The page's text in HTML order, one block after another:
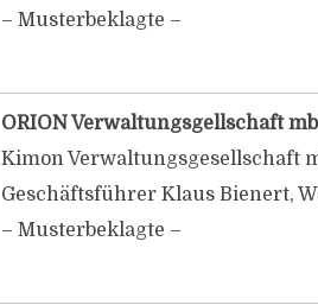
– Musterbeklagte –
ORION Verwaltungsgellschaft
Kimon Verwaltungsgesellschaft
Geschäftsführer Klaus Bienert,
– Musterbeklagte –